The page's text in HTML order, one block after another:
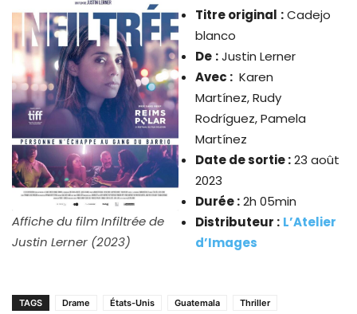
Affiche du film Infiltrée de
Justin Lerner (2023)
Titre original :Cadejo
blanco
De :Justin Lerner
Avec : Karen
Martínez, Rudy
Rodríguez, Pamela
Martínez
Date de sortie :23 août
2023
Durée :2h 05min
Distributeur : L’Atelier
d’Images
TAGS Drame États-Unis Guatemala Thriller